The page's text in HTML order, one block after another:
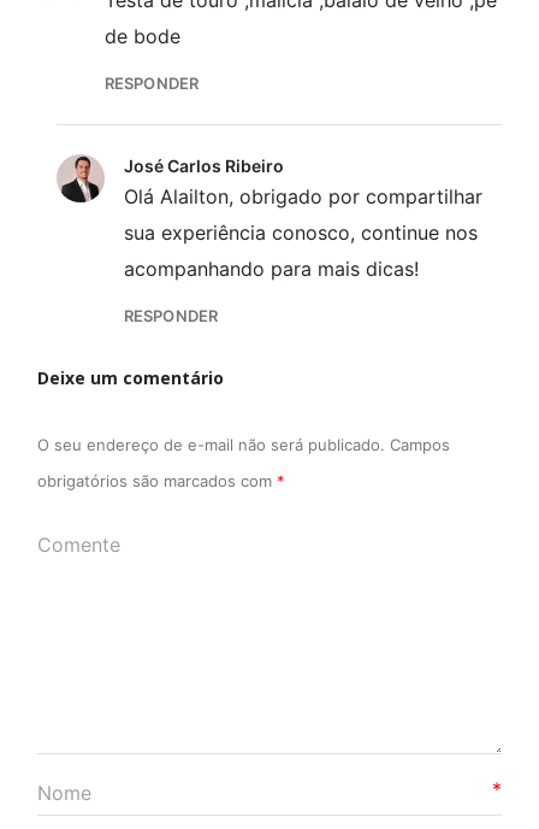
de bode
RESPONDER
José Carlos Ribeiro
Olá Alailton, obrigado por compartilhar
sua experiência conosco, continue nos
acompanhando para mais dicas!
RESPONDER
Deixe um comentário
O seu endereço de e-mail não será publicado. Campos
obrigatórios são marcados com *
*